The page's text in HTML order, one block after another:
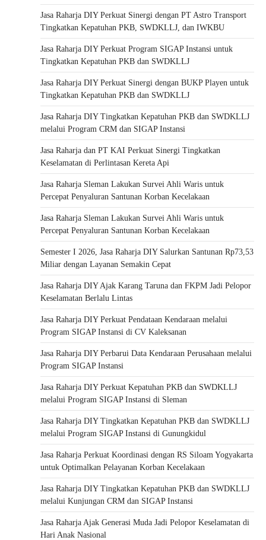
Jasa Raharja DIY Perkuat Sinergi dengan PT Astro Transport
Tingkatkan Kepatuhan PKB, SWDKLLJ, dan IWKBU
Jasa Raharja DIY Perkuat Program SIGAP Instansi untuk
Tingkatkan Kepatuhan PKB dan SWDKLLJ
Jasa Raharja DIY Perkuat Sinergi dengan BUKP Playen untuk
Tingkatkan Kepatuhan PKB dan SWDKLLJ
Jasa Raharja DIY Tingkatkan Kepatuhan PKB dan SWDKLLJ
melalui Program CRM dan SIGAP Instansi
Jasa Raharja dan PT KAI Perkuat Sinergi Tingkatkan
Keselamatan di Perlintasan Kereta Api
Jasa Raharja Sleman Lakukan Survei Ahli Waris untuk
Percepat Penyaluran Santunan Korban Kecelakaan
Jasa Raharja Sleman Lakukan Survei Ahli Waris untuk
Percepat Penyaluran Santunan Korban Kecelakaan
Semester I 2026, Jasa Raharja DIY Salurkan Santunan Rp73,53
Miliar dengan Layanan Semakin Cepat
Jasa Raharja DIY Ajak Karang Taruna dan FKPM Jadi Pelopor
Keselamatan Berlalu Lintas
Jasa Raharja DIY Perkuat Pendataan Kendaraan melalui
Program SIGAP Instansi di CV Kaleksanan
Jasa Raharja DIY Perbarui Data Kendaraan Perusahaan melalui
Program SIGAP Instansi
Jasa Raharja DIY Perkuat Kepatuhan PKB dan SWDKLLJ
melalui Program SIGAP Instansi di Sleman
Jasa Raharja DIY Tingkatkan Kepatuhan PKB dan SWDKLLJ
melalui Program SIGAP Instansi di Gunungkidul
Jasa Raharja Perkuat Koordinasi dengan RS Siloam Yogyakarta
untuk Optimalkan Pelayanan Korban Kecelakaan
Jasa Raharja DIY Tingkatkan Kepatuhan PKB dan SWDKLLJ
melalui Kunjungan CRM dan SIGAP Instansi
Jasa Raharja Ajak Generasi Muda Jadi Pelopor Keselamatan di
Hari Anak Nasional